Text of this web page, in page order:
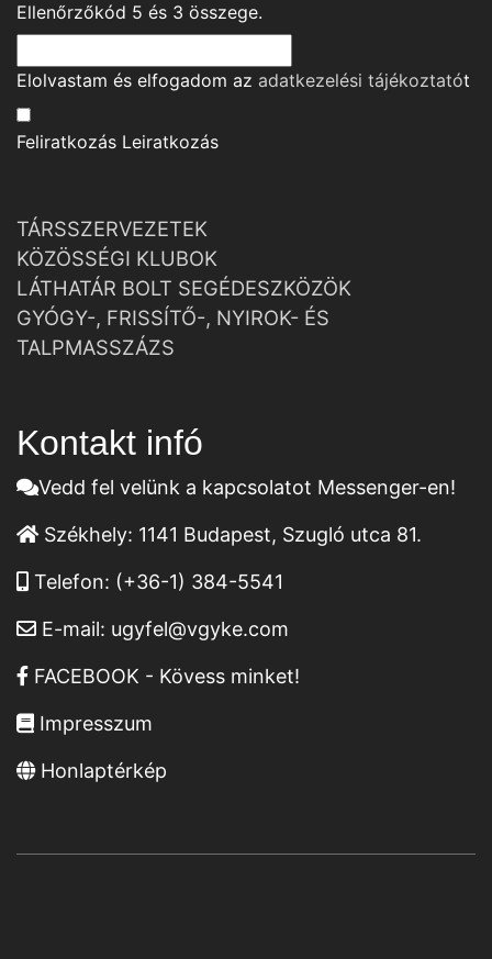
Ellenőrzőkód 5 és 3 összege.
Elolvastam és elfogadom az adatkezelési tájékoztatót
Feliratkozás Leiratkozás
TÁRSSZERVEZETEK
KÖZÖSSÉGI KLUBOK
LÁTHATÁR BOLT SEGÉDESZKÖZÖK
GYÓGY-, FRISSÍTŐ-, NYIROK- ÉS
TALPMASSZÁZS
Kontakt infó
Vedd fel velünk a kapcsolatot Messenger-en!
Székhely: 1141 Budapest, Szugló utca 81.
Telefon: (+36-1) 384-5541
E-mail: ugyfel@vgyke.com
FACEBOOK - Kövess minket!
Impresszum
Honlaptérkép